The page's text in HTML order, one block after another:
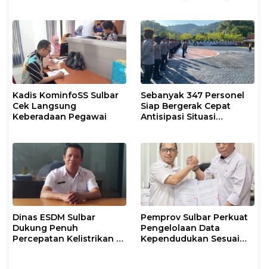
Kadis KominfoSS Sulbar
Cek Langsung
Keberadaan Pegawai
Sebanyak 347 Personel
Siap Bergerak Cepat
Antisipasi Situasi
Dinas ESDM Sulbar
Dukung Penuh
Percepatan Kelistrikan di
Pemprov Sulbar Perkuat
Pengelolaan Data
Kependudukan Sesuai